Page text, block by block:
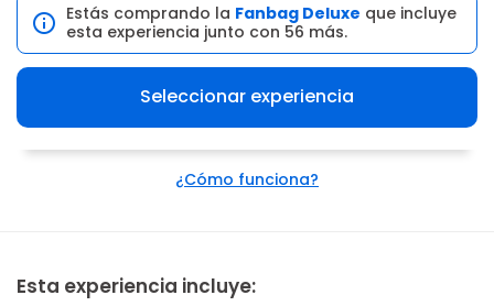
Estás comprando la Fanbag Deluxe que incluye
esta experiencia junto con 56 más.
Seleccionar experiencia
¿Cómo funciona?
Esta experiencia incluye: